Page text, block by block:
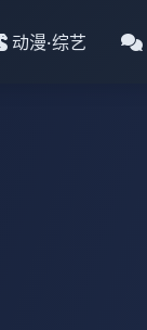
动漫·综艺